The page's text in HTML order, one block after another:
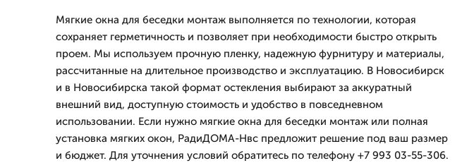
Мягкие окна для беседки монтаж выполняется по технологии, которая
сохраняет герметичность и позволяет при необходимости быстро открыть
проем. Мы используем прочную пленку, надежную фурнитуру и материалы,
рассчитанные на длительное производство и эксплуатацию. В Новосибирск
и в Новосибирска такой формат остекления выбирают за аккуратный
внешний вид, доступную стоимость и удобство в повседневном
использовании. Если нужно мягкие окна для беседки монтаж или полная
установка мягких окон, РадиДОМА-Нвс предложит решение под ваш размер
и бюджет. Для уточнения условий обратитесь по телефону +7 993 03-55-306.